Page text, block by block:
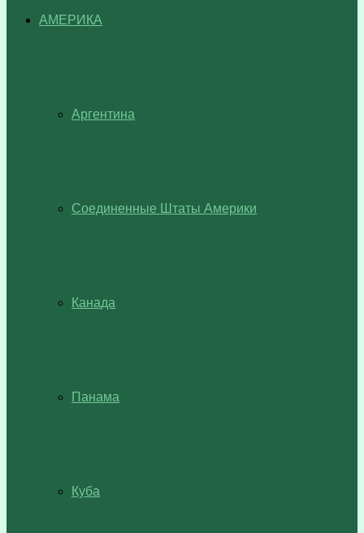
АМЕРИКА
Аргентина
Соединенные Штаты Америки
Канада
Панама
Куба